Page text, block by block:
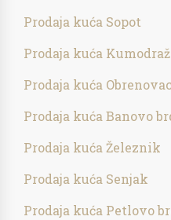
Prodaja kuća Sopot
Prodaja kuća Kumodraž
Prodaja kuća Obrenovac
Prodaja kuća Banovo
Prodaja kuća Železnik
Prodaja kuća Senjak
Prodaja kuća Petlovo